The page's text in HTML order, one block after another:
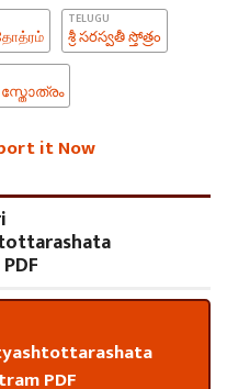
TELUGU
శ్రీ సరస్వతీ స్తోత్రం
it Now
PDF